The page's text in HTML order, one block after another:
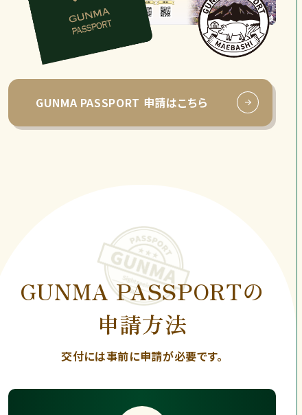
GUNMA PASSPORT 申請はこちら
GUNMA PASSPORTの
申請方法
交付には事前に申請が必要です。